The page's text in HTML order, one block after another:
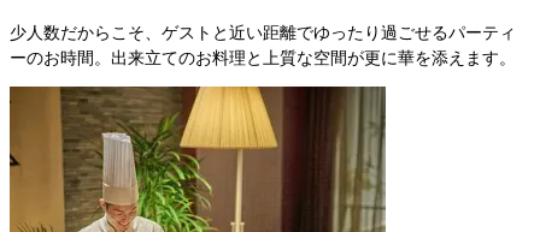
少人数だからこそ、ゲストと近い距離でゆったり過ごせるパーティ
ーのお時間。出来立てのお料理と上質な空間が更に華を添えます。